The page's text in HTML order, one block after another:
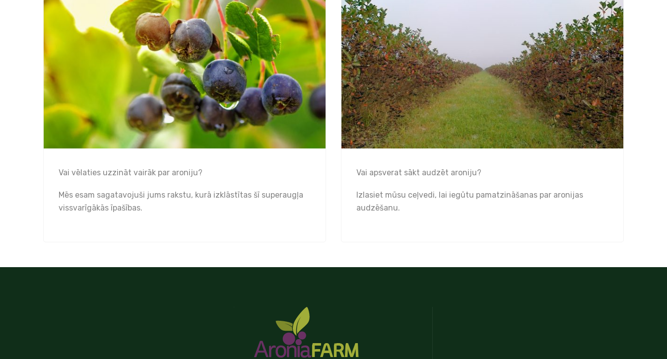
Vai vēlaties uzzināt vairāk par aroniju?
Mēs esam sagatavojuši jums rakstu, kurā izklāstītas šī superaugļa
vissvarīgākās īpašības.
Vai apsverat sākt audzēt aroniju?
Izlasiet mūsu ceļvedi, lai iegūtu pamatzināšanas par aronijas
audzēšanu.